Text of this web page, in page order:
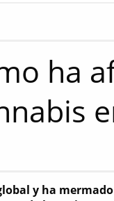
ha
y ha